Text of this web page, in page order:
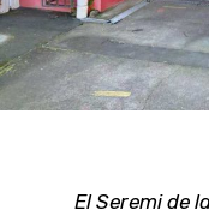
El Seremi de